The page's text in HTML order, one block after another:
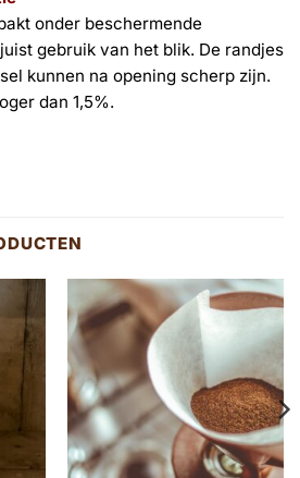
onder beschermende
gebruik van het blik. De randjes
kunnen na opening scherp zijn.
dan 1,5%.